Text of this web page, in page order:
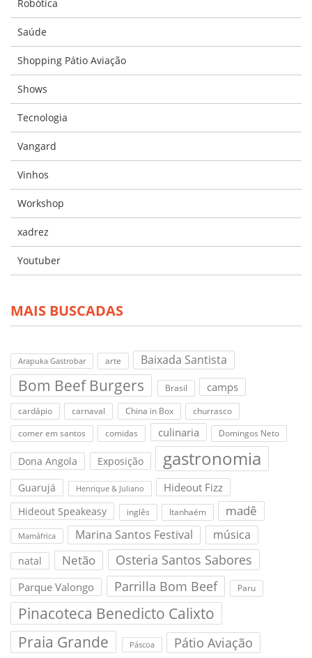
Robótica
Saúde
Shopping Pátio Aviação
Shows
Tecnologia
Vangard
Vinhos
Workshop
xadrez
Youtuber
MAIS BUSCADAS
Arapuka Gastrobar arte Baixada Santista
Bom Beef Burgers Brasil camps
cardápio carnaval China in Box
churrasco
comer em santos
comidas culinaria Domingos Neto
Dona Angola Exposição gastronomia
Guarujá Henrique & Juliano Hideout Fizz
Hideout Speakeasy inglês Itanhaém madê
Mamáfrica Marina Santos Festival música
natal Netão Osteria Santos Sabores
Parque Valongo Parrilla Bom Beef Paru
Pinacoteca Benedicto Calixto
Praia Grande
Páscoa Pátio Aviação